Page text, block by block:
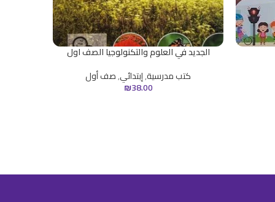
الجديد في العلوم والتكنولوجيا الصف اول
كتب مدرسية,إبتدائي,صف أول
₪38.00